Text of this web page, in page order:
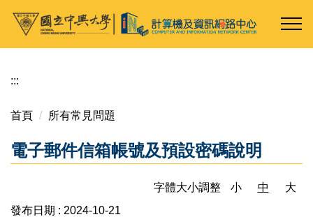
跳
內
區
:::
首頁 所有常見問題
電子郵件信箱帳號及預設密碼說明
字體大小調整 小 中
大
發布日期 : 2024-10-21